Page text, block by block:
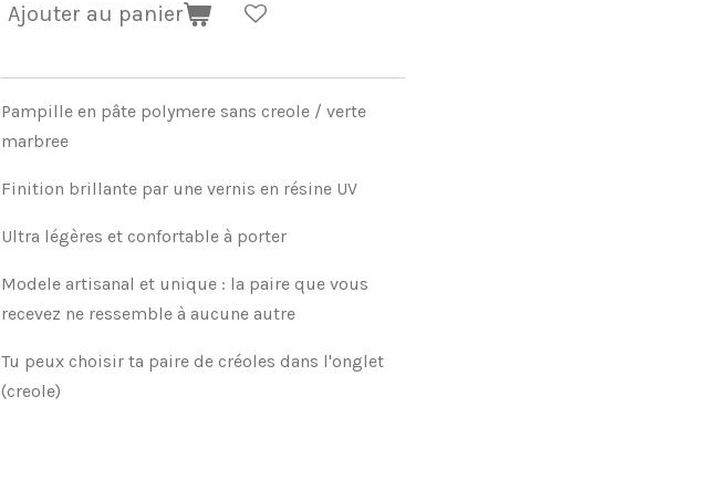
Ajouter au panier
Pampille en pâte polymere sans creole / verte
marbree
Finition brillante par une vernis en résine UV
Ultra légères et confortable à porter
Modele artisanal et unique : la paire que vous
recevez ne ressemble à aucune autre
Tu peux choisir ta paire de créoles dans l'onglet
(creole)